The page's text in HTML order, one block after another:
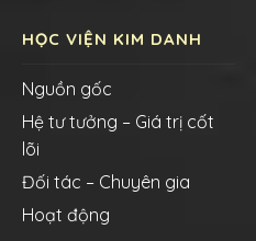
HỌC VIỆN KIM DANH
Nguồn gốc
Hệ tư tưởng – Giá trị cốt
lõi
Đối tác – Chuyên gia
Hoạt động